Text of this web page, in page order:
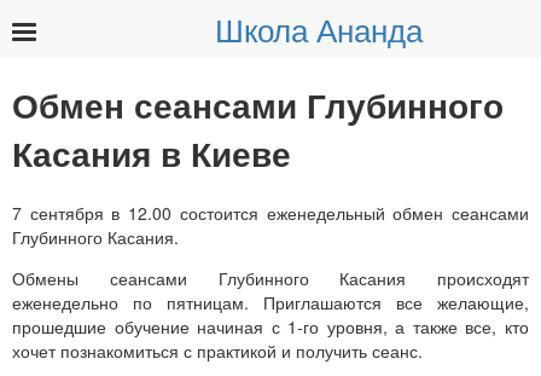
Школа Ананда
Обмен сеансами Глубинного
Касания в Киеве
7 сентября в 12.00 состоится еженедельный обмен сеансами
Глубинного Касания.
Обмены сеансами Глубинного Касания происходят
еженедельно по пятницам. Приглашаются все желающие,
прошедшие обучение начиная с 1-го уровня, а также все, кто
хочет познакомиться с практикой и получить сеанс.